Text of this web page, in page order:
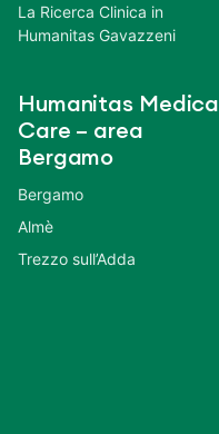
La Ricerca Clinica in
Humanitas Gavazzeni
Humanitas Medical
Care – area
Bergamo
Bergamo
Almè
Trezzo sull’Adda